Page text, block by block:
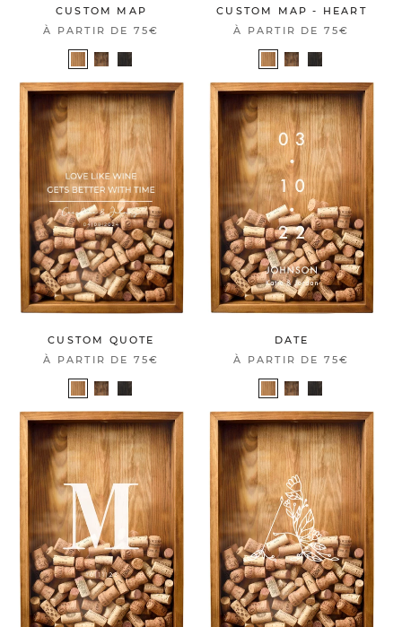
CUSTOM MAP
À PARTIR DE 75€
CUSTOM MAP - HEART
À PARTIR DE 75€
CUSTOM QUOTE
À PARTIR DE 75€
DATE
À PARTIR DE 75€